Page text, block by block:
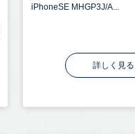
iPhoneSE MHGP3J/A...
詳しく見る